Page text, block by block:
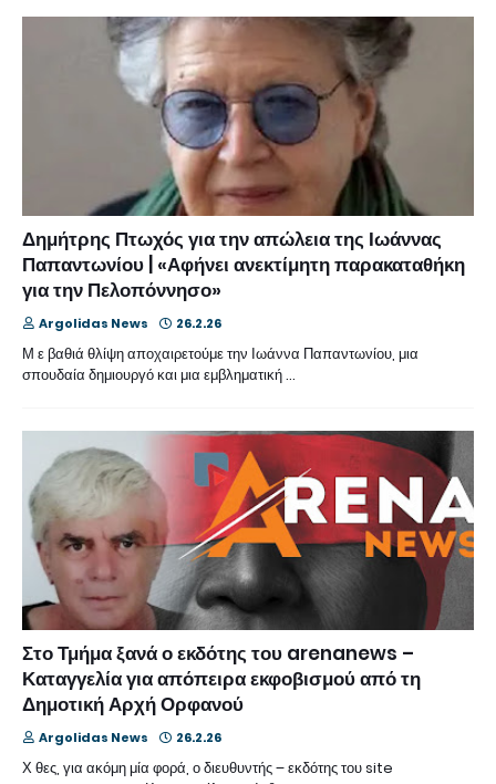
Δημήτρης Πτωχός για την απώλεια της Ιωάννας
Παπαντωνίου | «Αφήνει ανεκτίμητη παρακαταθήκη
για την Πελοπόννησο»
Argolidas News 26.2.26
Μ ε βαθιά θλίψη αποχαιρετούμε την Ιωάννα Παπαντωνίου, μια
σπουδαία δημιουργό και μια εμβληματική …
Στο Τμήμα ξανά ο εκδότης του arenanews –
Καταγγελία για απόπειρα εκφοβισμού από τη
Δημοτική Αρχή Ορφανού
Argolidas News 26.2.26
Χ θες, για ακόμη μία φορά, ο διευθυντής – εκδότης του site